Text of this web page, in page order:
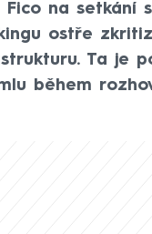
Fico na setkání
ostře
Ta je
během